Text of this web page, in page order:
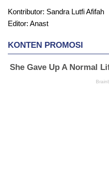
Kontributor: Sandra Lutfi Afifah
Editor: Anast